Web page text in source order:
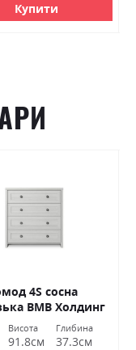
Купити
4S сосна
ВМВ Холдинг
Висота
91.8см
Глибина
37.3см